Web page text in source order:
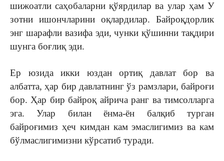
шижоатли саҳобаларни қўярдилар ва улар ҳам У
зотни ишончларини оқлардилар. Байроқдорлик
энг шарафли вазифа эди, чунки қўшинни тақдири
шунга боғлиқ эди.
Ер юзида икки юздан ортиқ давлат бор ва
албатта, ҳар бир давлатнинг ўз рамзлари, байроғи
бор. Ҳар бир байроқ айрича ранг ва тимсолларга
эга. Улар билан ёнма-ён балқиб турган
байроғимиз ҳеч кимдан кам эмаслигимиз ва кам
бўлмаслигимизни кўрсатиб туради.